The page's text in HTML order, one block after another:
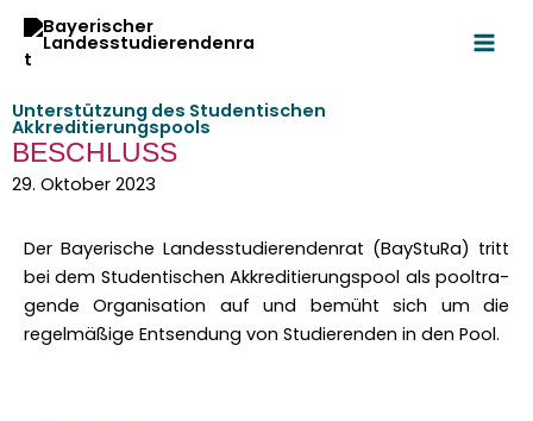
Zum
Inhalt
springen
Unterstützung des Studentischen
Akkreditierungspools
BESCHLUSS
29. Oktober 2023
Der Bay­erische Lan­desstudieren­den­rat (BayStu­Ra) tritt
bei dem Stu­den­tis­chen Akkred­i­tierungspool als pooltra­
gende Organ­i­sa­tion auf und bemüht sich um die
regelmäßige Entsendung von Studieren­den in den Pool.